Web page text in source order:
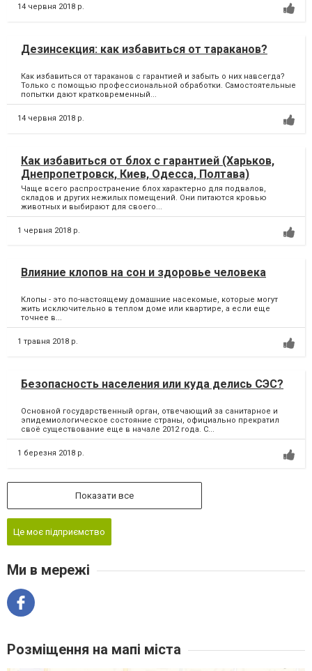
14 червня 2018 р.
Дезинсекция: как избавиться от тараканов?
Как избавиться от тараканов с гарантией и забыть о них навсегда?
Только с помощью профессиональной обработки. Самостоятельные
попытки дают кратковременный...
14 червня 2018 р.
Как избавиться от блох с гарантией (Харьков,
Днепропетровск, Киев, Одесса, Полтава)
Чаще всего распространение блох характерно для подвалов,
складов и других нежилых помещений. Они питаются кровью
животных и выбирают для своего...
1 червня 2018 р.
Влияние клопов на сон и здоровье человека
Клопы - это по-настоящему домашние насекомые, которые могут
жить исключительно в теплом доме или квартире, а если еще
точнее в...
1 травня 2018 р.
Безопасность населения или куда делись СЭС?
Основной государственный орган, отвечающий за санитарное и
эпидемиологическое состояние страны, официально прекратил
своё существование еще в начале 2012 года. С...
1 березня 2018 р.
Показати все
Це моє підприємство
Ми в мережі
Розміщення на мапі міста